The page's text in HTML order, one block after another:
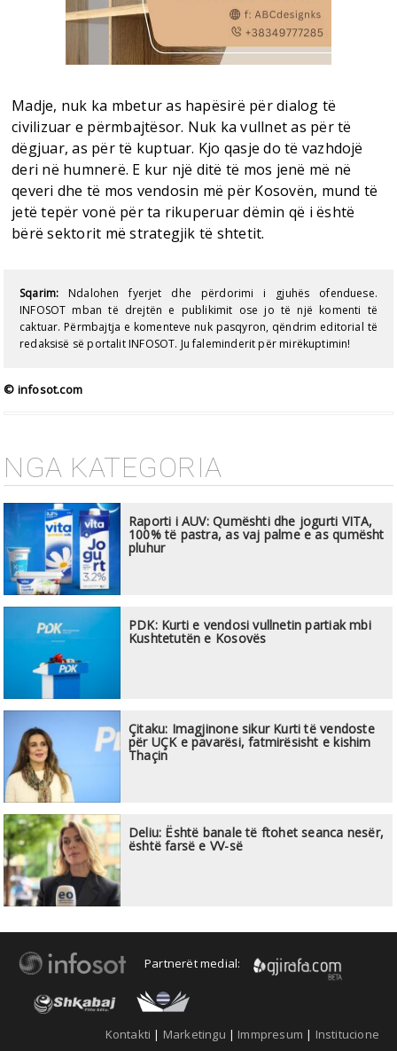
Madje, nuk ka mbetur as hapësirë për dialog të
civilizuar e përmbajtësor. Nuk ka vullnet as për të
dëgjuar, as për të kuptuar. Kjo qasje do të vazhdojë
deri në humnerë. E kur një ditë të mos jenë më në
qeveri dhe të mos vendosin më për Kosovën, mund të
jetë tepër vonë për ta rikuperuar dëmin që i është
bërë sektorit më strategjik të shtetit.
Sqarim: Ndalohen fyerjet dhe përdorimi i gjuhës ofenduese.
INFOSOT mban të drejtën e publikimit ose jo të një komenti të
caktuar. Përmbajtja e komenteve nuk pasqyron, qëndrim editorial të
redaksisë së portalit INFOSOT. Ju faleminderit për mirëkuptimin!
© infosot.com
NGA KATEGORIA
Raporti i AUV: Qumështi dhe jogurti VITA,
100% të pastra, as vaj palme e as qumësht
pluhur
PDK: Kurti e vendosi vullnetin partiak mbi
Kushtetutën e Kosovës
Çitaku: Imagjinone sikur Kurti të vendoste
për UÇK e pavarësi, fatmirësisht e kishim
Thaçin
Deliu: Është banale të ftohet seanca nesër,
është farsë e VV-së
Partnerët medial:
Kontakti | Marketingu | Immpresum | Institucione